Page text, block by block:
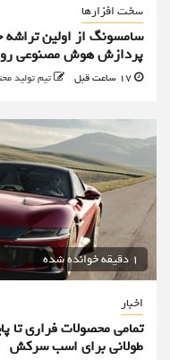
سخت افزارها
پردازش هوش مصنوعی
تیم تولید
1 دقیقه خوانده شده
اخبار
طولانی برای اسب سرکش